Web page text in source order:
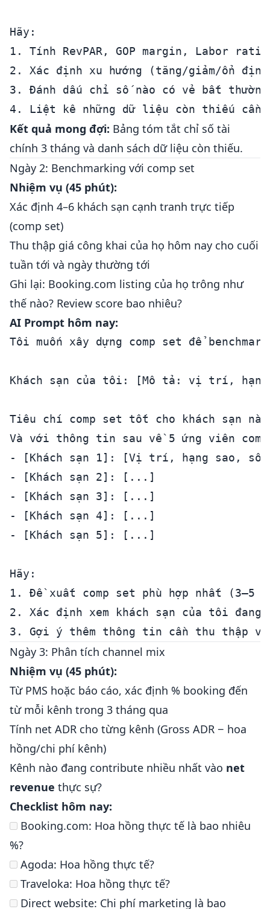
Hãy:
1. Tính RevPAR, GOP margin, Labor
2. Xác định xu hướng (tăng/giảm/ổn
3. Đánh dấu chỉ số nào có vẻ bất
Kết quả mong đợi: Bảng tóm tắt chỉ số tài
chính 3 tháng và danh sách dữ liệu còn thiếu.
Ngày 2: Benchmarking với comp set
Nhiệm vụ (45 phút):
Xác định 4–6 khách sạn cạnh tranh trực tiếp
(comp set)
Thu thập giá công khai của họ hôm nay cho cuối
tuần tới và ngày thường tới
Ghi lại: Booking.com listing của họ trông như
thế nào? Review score bao nhiêu?
AI Prompt hôm nay:
Tôi muốn xây dựng comp set để
Khách sạn của tôi: [Mô tả: vị trí, hạng
Tiêu chí comp set tốt cho khách sạn
Và với thông tin sau về 5 ứng viên
- [Khách sạn 1]: [Vị trí, hạng sao, số
- [Khách sạn 2]: [...]
- [Khách sạn 3]: [...]
- [Khách sạn 4]: [...]
- [Khách sạn 5]: [...]
Hãy:
1. Đề xuất comp set phù hợp nhất
2. Xác định xem khách sạn của tôi
Ngày 3: Phân tích channel mix
Nhiệm vụ (45 phút):
Từ PMS hoặc báo cáo, xác định % booking đến
từ mỗi kênh trong 3 tháng qua
Tính net ADR cho từng kênh (Gross ADR − hoa
hồng/chi phí kênh)
Kênh nào đang contribute nhiều nhất vào net
revenue thực sự?
Checklist hôm nay:
Booking.com: Hoa hồng thực tế là bao nhiêu
%?
Agoda: Hoa hồng thực tế?
Traveloka: Hoa hồng thực tế?
Direct website: Chi phí marketing là bao